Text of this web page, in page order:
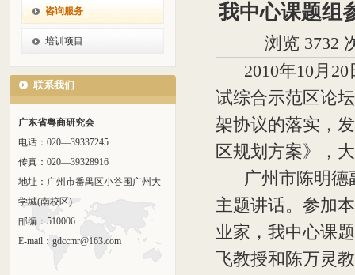
咨询服务
培训项目
联系我们
广东省粤商研究会
电话：020—39337245
传真：020—39328916
地址：广州市番禺区小谷围广州大
学城(南校区)
邮编：510006
E-mail：gdccmr@163.com
我中心课题组
浏览
2010年10月20
试综合示范区论
架协议的落实，
区规划方案》，
广州市陈明德
主题讲话。参加
业家，我中心课
飞教授和陈万灵